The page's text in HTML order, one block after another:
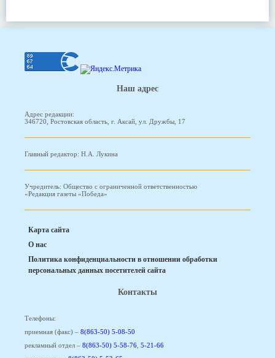
Наш адрес
Адрес редакции:
346720, Ростовская область, г. Аксай, ул. Дружбы, 17
Главный редактор: Н.А. Лукина
Учредитель: Общество с ограниченной ответственностью
«Редакция газеты «Победа»
Карта сайта
О нас
Политика конфиденциальности в отношении обработки
персональных данных посетителей сайта
Контакты
Телефоны:
приемная (факс) – 8(863-50) 5-08-50
рекламный отдел – 8(863-50) 5-58-76 5-21-66